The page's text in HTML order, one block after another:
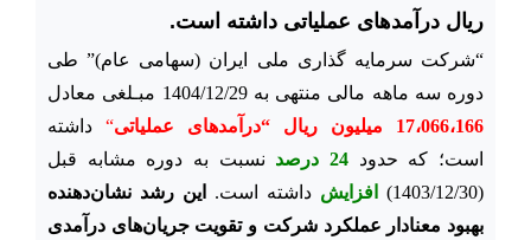
ریال درآمدهای عملیاتی داشته است.
“شرکت سرمایه ­گذاری ملی ایران (سهامی عام)” طی
دوره سه ماهه مالی منتهی به 1404/12/29 مبـلغی معادل
17،066،166 میلیون ریال
“درآمدهای عملیاتی“ داشته
است؛ که حدود 24 درصد
نسبت به دوره مشابه قبل
(1403/12/30)
افزایش داشته است.
این رشد نشان‌دهنده
بهبود معنادار عملکرد شرکت و تقویت جریان‌های درآمدی